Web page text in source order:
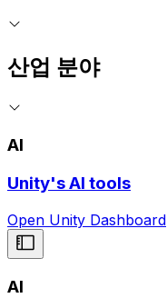
산업 분야
AI
Unity's AI tools
Open Unity Dashboard
AI